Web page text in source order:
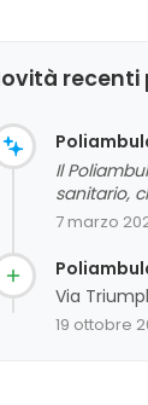
recenti
Il
sanitario,
servizi di
7 marzo
Via
19 ottobre